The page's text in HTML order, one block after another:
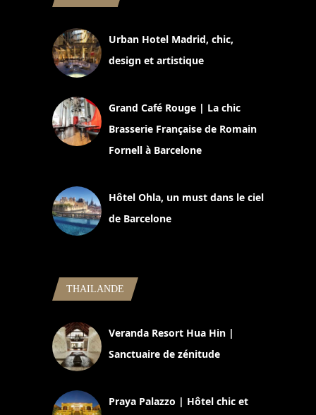
Urban Hotel Madrid, chic,
design et artistique
Grand Café Rouge | La chic
Brasserie Française de Romain
Fornell à Barcelone
Hôtel Ohla, un must dans le ciel
de Barcelone
THAILANDE
Veranda Resort Hua Hin |
Sanctuaire de zénitude
Praya Palazzo | Hôtel chic et